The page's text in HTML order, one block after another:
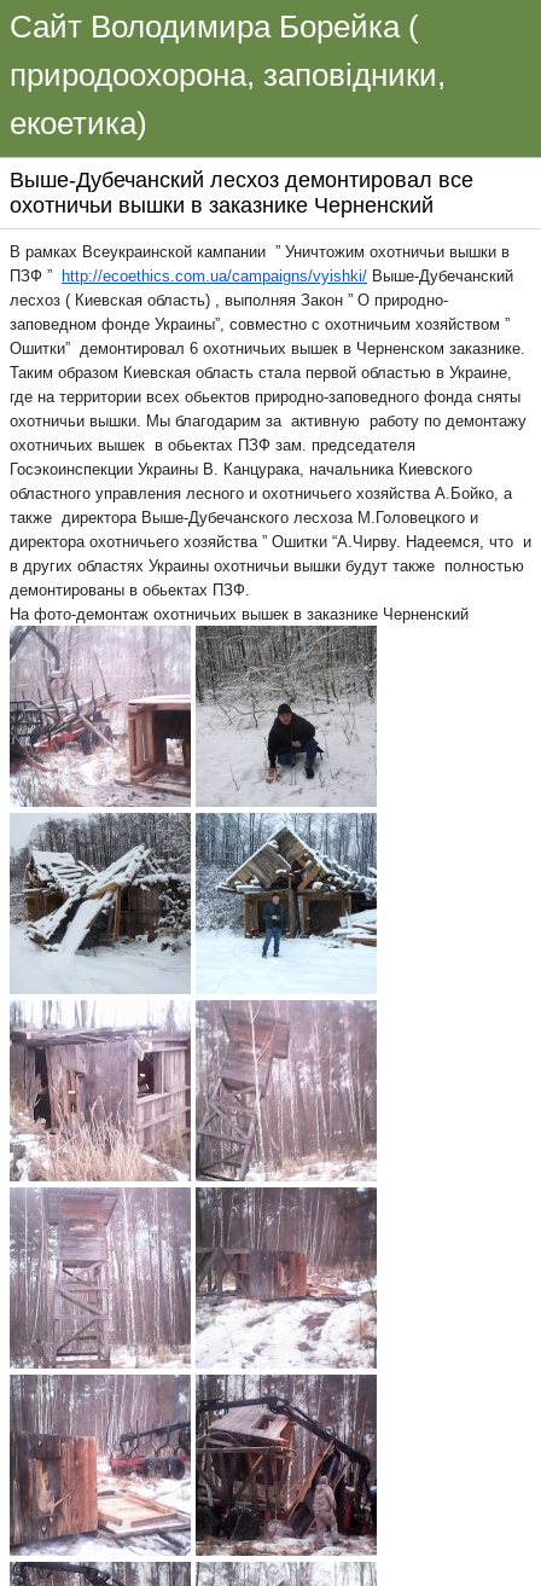
Сайт Володимира Борейка (
природоохорона, заповідники,
екоетика)
Выше-Дубечанский лесхоз демонтировал все
охотничьи вышки в заказнике Черненский
В рамках Всеукраинской кампании ” Уничтожим охотничьи вышки в
ПЗФ ”
http://ecoethics.com.ua/campaigns/vyishki/ Выше-Дубечанский
лесхоз ( Киевская область) , выполняя Закон ” О природно-
заповедном фонде Украины”, совместно с охотничьим хозяйством ”
Ошитки” демонтировал 6 охотничьих вышек в Черненском заказнике.
Таким образом Киевская область стала первой областью в Украине,
где на территории всех обьектов природно-заповедного фонда сняты
охотничьи вышки. Мы благодарим за активную работу по демонтажу
охотничьих вышек в обьектах ПЗФ зам. председателя
Госэкоинспекции Украины В. Канцурака, начальника Киевского
областного управления лесного и охотничьего хозяйства А.Бойко, а
также директора Выше-Дубечанского лесхоза М.Головецкого и
директора охотничьего хозяйства ” Ошитки “А.Чирву. Надеемся, что и
в других областях Украины охотничьи вышки будут также полностью
демонтированы в обьектах ПЗФ.
На фото-демонтаж охотничьих вышек в заказнике Черненский